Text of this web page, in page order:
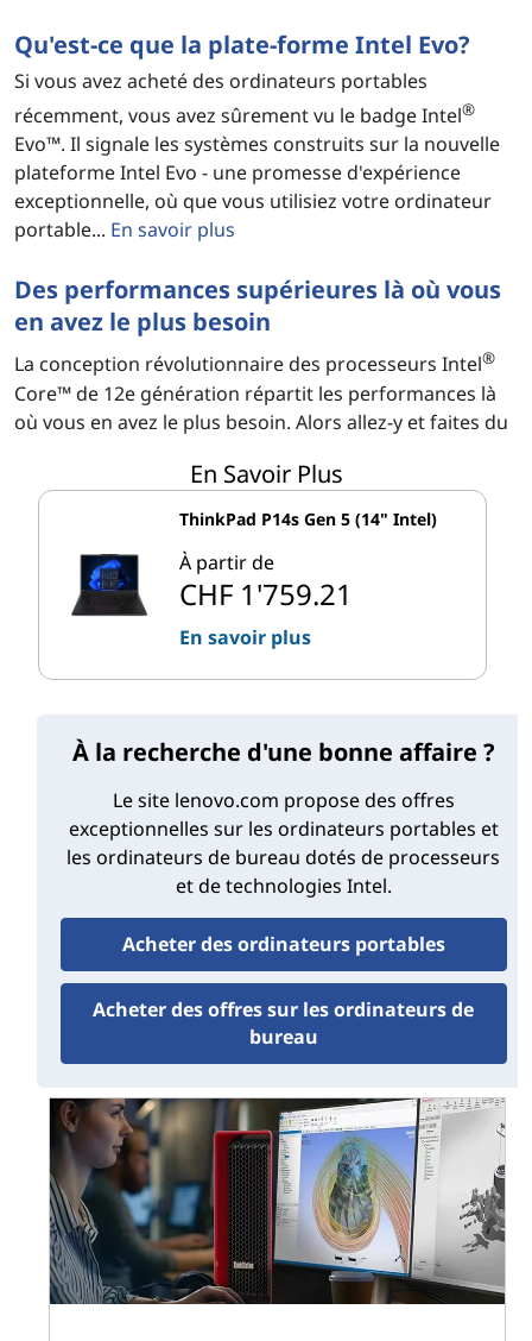
Qu'est-ce que la plate-forme Intel Evo?
Si vous avez acheté des ordinateurs portables
récemment, vous avez sûrement vu le badge Intel®
Evo™. Il signale les systèmes construits sur la nouvelle
plateforme Intel Evo - une promesse d'expérience
exceptionnelle, où que vous utilisiez votre ordinateur
portable... En savoir plus
Des performances supérieures là où vous
en avez le plus besoin
La conception révolutionnaire des processeurs Intel®
Core™ de 12e génération répartit les performances là
où vous en avez le plus besoin. Alors allez-y et faites du
fois, où que vous soyez...En savoir plus
Ordinateurs portables à processeur Intel
de Lenovo : Une combinaison parfaite
Vous recherchez un ordinateur portable pour la maison
ou l'entreprise capable de tout faire ? Optez pour un
ordinateur portable Lenovo équipé d'un processeur
de graphismes riches, mais avec moins de chaleur et
utilisateurs d'ordinateurs portables, un ordinateur
portable Intel de Lenovo est la combinaison parfaite...
En savoir plus
En Savoir Plus
ThinkPad P14s Gen 5 (14" Intel)
À partir de
CHF 1'759.21
En savoir plus
À la recherche d'une bonne affaire ?
Le site lenovo.com propose des offres
exceptionnelles sur les ordinateurs portables et
les ordinateurs de bureau dotés de processeurs
et de technologies Intel.
Acheter des ordinateurs portables
Acheter des offres sur les ordinateurs de
bureau